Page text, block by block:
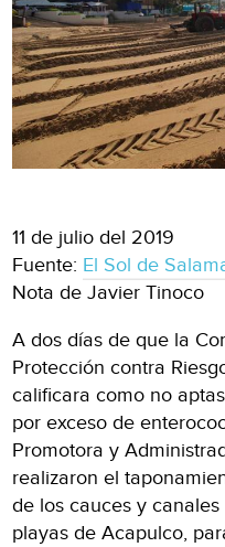
11 de julio del 2019
Fuente: El Sol de
Nota de Javier Tinoco
A dos días de que la
Protección contra
calificara como no
por exceso de
Promotora y
realizaron el
de los cauces y
playas de Acapulco,